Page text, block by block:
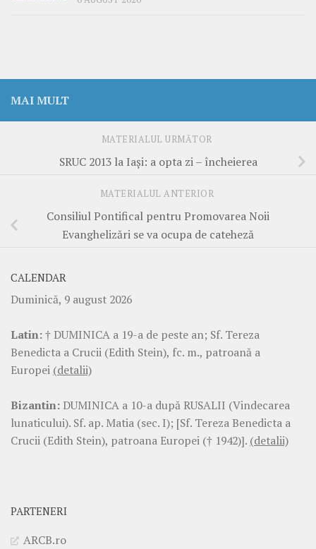
MAI MULT
MATERIALUL URMĂTOR
SRUC 2013 la Iaşi: a opta zi – încheierea
MATERIALUL ANTERIOR
Consiliul Pontifical pentru Promovarea Noii
Evanghelizări se va ocupa de cateheză
CALENDAR
Duminică, 9 august 2026
Latin:† DUMINICA a 19-a de peste an; Sf. Tereza
Benedicta a Crucii (Edith Stein), fc. m., patroană a
Europei (detalii)
Bizantin: DUMINICA a 10-a după RUSALII (Vindecarea
lunaticului). Sf. ap. Matia (sec. I); [Sf. Tereza Benedicta a
Crucii (Edith Stein), patroana Europei († 1942)]. (detalii)
PARTENERI
ARCB.ro